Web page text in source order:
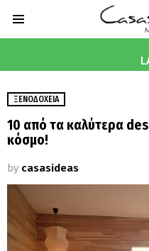
ΞΕΝΟΔΟΧΕΊΑ
10 από τα καλύτερα
κόσμο!
by casasideas